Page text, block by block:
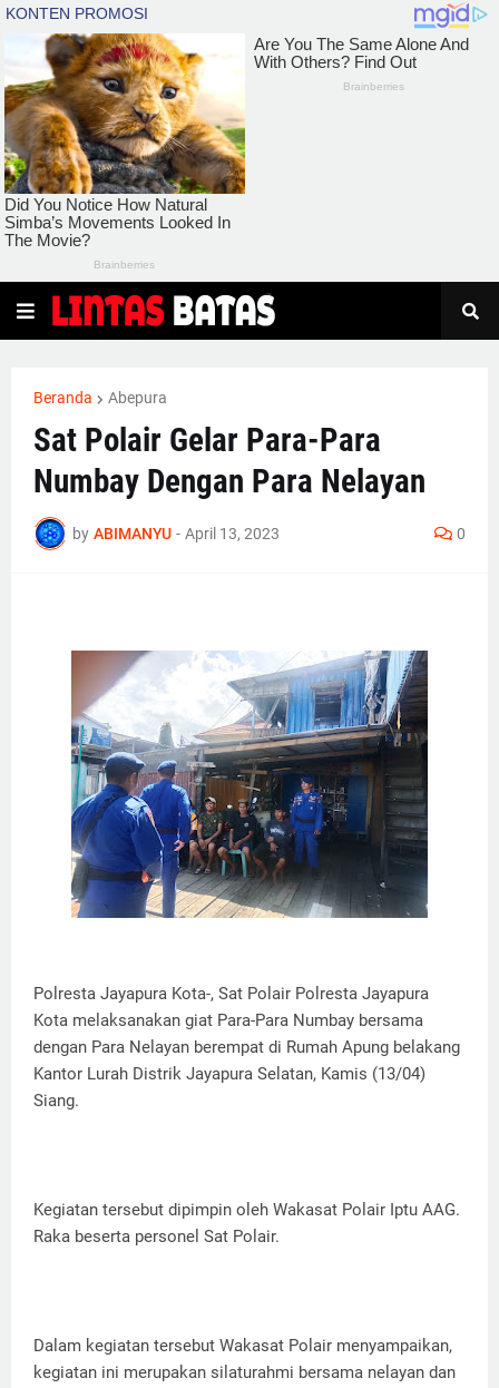
Beranda Abepura
Sat Polair Gelar Para-Para
Numbay Dengan Para Nelayan
by ABIMANYU - April 13, 2023 0
Polresta Jayapura Kota-, Sat Polair Polresta Jayapura
Kota melaksanakan giat Para-Para Numbay bersama
dengan Para Nelayan berempat di Rumah Apung belakang
Kantor Lurah Distrik Jayapura Selatan, Kamis (13/04)
Siang.
Kegiatan tersebut dipimpin oleh Wakasat Polair Iptu AAG.
Raka beserta personel Sat Polair.
Dalam kegiatan tersebut Wakasat Polair menyampaikan,
kegiatan ini merupakan silaturahmi bersama nelayan dan